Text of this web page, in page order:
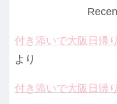
付き添いで大阪日帰
より
付き添いで大阪日帰